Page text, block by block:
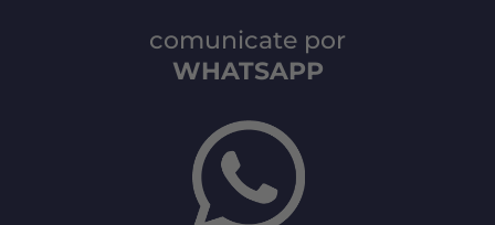
comunicate por
WHATSAPP